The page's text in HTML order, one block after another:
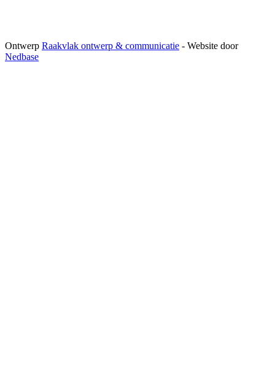
Ontwerp Raakvlak ontwerp & communicatie - Website door
Nedbase